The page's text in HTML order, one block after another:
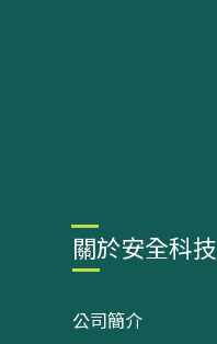
關於安全科技
公司簡介